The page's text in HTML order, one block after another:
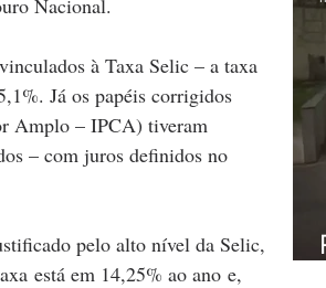
à Taxa Selic – a taxa
Já os papéis corrigidos
Amplo – IPCA) tiveram
– com juros definidos no
pelo alto nível da Selic,
está em 14,25% ao ano e,